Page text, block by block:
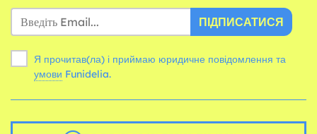
ПІДПИСАТИСЯ
Я прочитав(ла) і приймаю юридичне повідомлення та
умови Funidelia.